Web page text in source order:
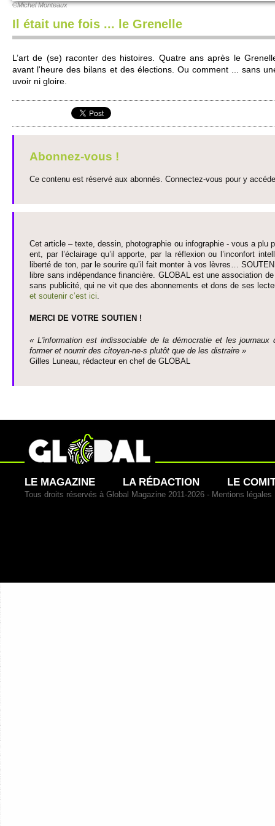
©Mi­chel Monte­aux
Il était une fois ... le Grenelle
L’art de (se) raconter des histo­ires. Quatre ans après le
avant l'heure des bi­lans et des électi­ons. Ou co­m­ment ... sans
uvoir ni gloire.
Abonnez-vous !
Ce contenu est réservé aux abonnés. Connectez-vous pour y
Cet article – texte, dessin, photographie ou infographie - vous a plu
ent, par l’éclairage qu’il appo­rte, par la réflexion ou l’inconfort
liberté de ton, par le so­urire qu’il fait monter à vos lèvres…
libre sans indépendance financière. GLOBAL est une asso­ci­ation
sans publi­cité, qui ne vit que des abonne­ments et dons de ses
et so­utenir c’est ici.
MERCI DE VOTRE SO­UTIEN !
« L'information est indisso­ci­able de la démo­cratie et les journaux
former et nourrir des ci­to­yen-ne-s plutôt que de les dis­traire »
Gi­lles Luneau, rédacteur en chef de GLOBAL
LE MAGAZINE LA RÉDACTION LE
Tous droits réservés à Global Magazine 2011-2026 - Mentions légales